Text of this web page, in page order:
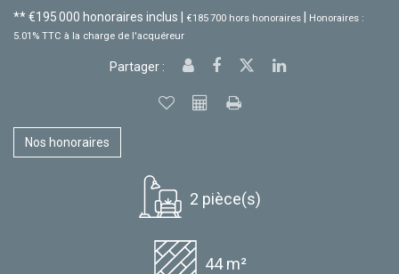
** €195 000 honoraires inclus €185 700 hors honoraires
Honoraires :
5.01% TTC à la charge de l'acquéreur
Partager :
Nos honoraires
2 pièce(s)
44 m²